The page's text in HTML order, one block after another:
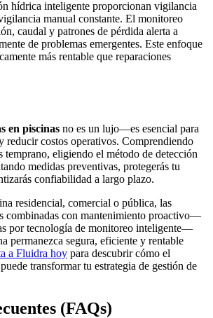
hídrica inteligente proporcionan vigilancia
manual constante. El monitoreo
caudal y patrones de pérdida alerta a
de problemas emergentes. Este enfoque
más rentable que reparaciones
en piscinas no es un lujo—es esencial para
reducir costos operativos. Comprendiendo
eligiendo el método de detección
medidas preventivas, protegerás tu
confiabilidad a largo plazo.
residencial, comercial o pública, las
combinadas con mantenimiento proactivo—
por tecnología de monitoreo inteligente—
permanezca segura, eficiente y rentable
a Fluidra hoy para descubrir cómo el
transformar tu estrategia de gestión de
(FAQs)